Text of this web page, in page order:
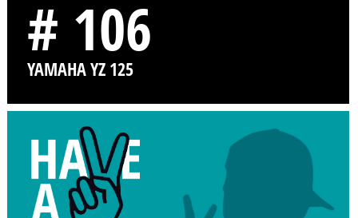
# 106
YAMAHA YZ 125